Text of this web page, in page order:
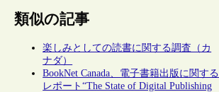
類似の記事
楽しみとしての読書に関する調査（カ
ナダ）
BookNet Canada、電子書籍出版に関する
レポート“The State of Digital Publishing